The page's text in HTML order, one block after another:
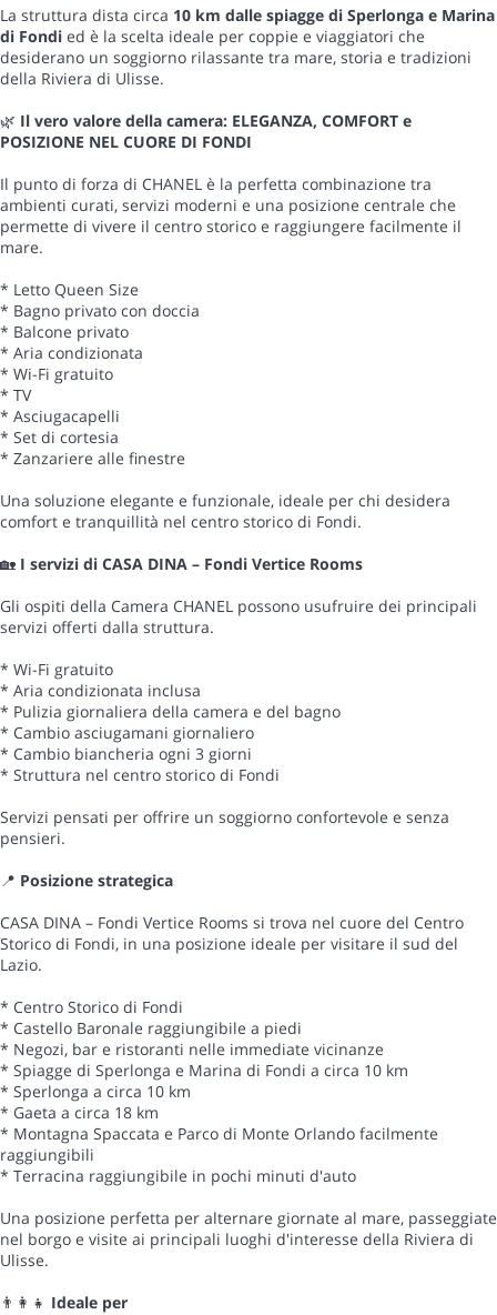
La struttura dista circa 10 km dalle spiagge di Sperlonga e Marina
di Fondi ed è la scelta ideale per coppie e viaggiatori che
desiderano un soggiorno rilassante tra mare, storia e tradizioni
della Riviera di Ulisse.
🌿 Il vero valore della camera: ELEGANZA, COMFORT e
POSIZIONE NEL CUORE DI FONDI
Il punto di forza di CHANEL è la perfetta combinazione tra
ambienti curati, servizi moderni e una posizione centrale che
permette di vivere il centro storico e raggiungere facilmente il
mare.
* Letto Queen Size
* Bagno privato con doccia
* Balcone privato
* Aria condizionata
* Wi-Fi gratuito
* TV
* Asciugacapelli
* Set di cortesia
* Zanzariere alle finestre
Una soluzione elegante e funzionale, ideale per chi desidera
comfort e tranquillità nel centro storico di Fondi.
🏡 I servizi di CASA DINA – Fondi Vertice Rooms
Gli ospiti della Camera CHANEL possono usufruire dei principali
servizi offerti dalla struttura.
* Wi-Fi gratuito
* Aria condizionata inclusa
* Pulizia giornaliera della camera e del bagno
* Cambio asciugamani giornaliero
* Cambio biancheria ogni 3 giorni
* Struttura nel centro storico di Fondi
Servizi pensati per offrire un soggiorno confortevole e senza
pensieri.
📍 Posizione strategica
CASA DINA – Fondi Vertice Rooms si trova nel cuore del Centro
Storico di Fondi, in una posizione ideale per visitare il sud del
Lazio.
* Centro Storico di Fondi
* Castello Baronale raggiungibile a piedi
* Negozi, bar e ristoranti nelle immediate vicinanze
* Spiagge di Sperlonga e Marina di Fondi a circa 10 km
* Sperlonga a circa 10 km
* Gaeta a circa 18 km
* Montagna Spaccata e Parco di Monte Orlando facilmente
raggiungibili
* Terracina raggiungibile in pochi minuti d'auto
Una posizione perfetta per alternare giornate al mare, passeggiate
nel borgo e visite ai principali luoghi d'interesse della Riviera di
Ulisse.
👨👩👧 Ideale per